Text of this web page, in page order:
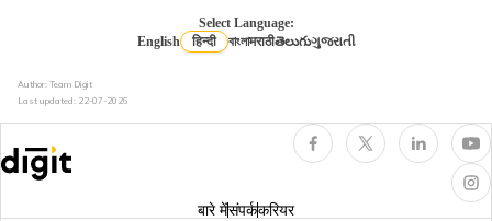
Select Language:
English
हिन्दी বাংলাमराठीతెలుగుગુજરાતી
Author: Team Digit
Last updated: 22-07-2026
बारे मेंसंपर्ककरियर